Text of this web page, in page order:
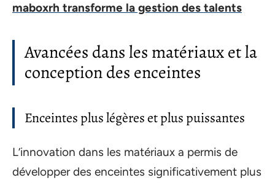
maboxrh transforme la gestion des talents
Avancées dans les matériaux et la
conception des enceintes
Enceintes plus légères et plus puissantes
L’innovation dans les matériaux a permis de
développer des enceintes significativement plus